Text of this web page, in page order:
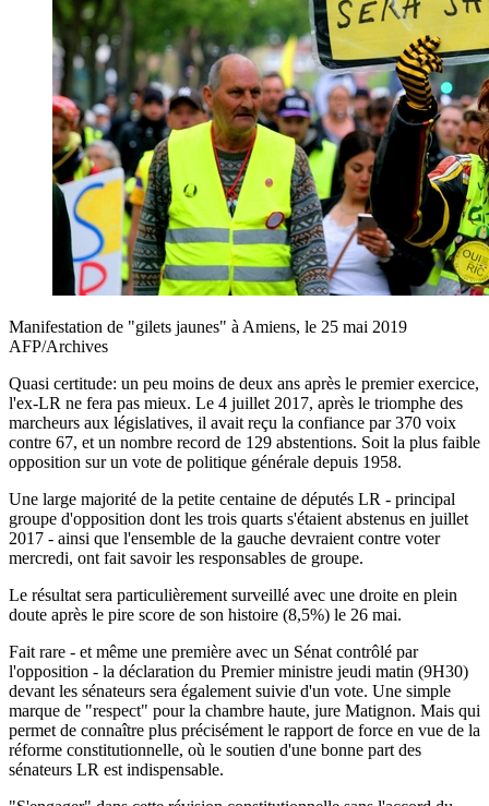
Manifestation de "gilets jaunes" à Amiens, le 25 mai 2019
AFP/Archives
Quasi certitude: un peu moins de deux ans après le premier exercice,
l'ex-LR ne fera pas mieux. Le 4 juillet 2017, après le triomphe des
marcheurs aux législatives, il avait reçu la confiance par 370 voix
contre 67, et un nombre record de 129 abstentions. Soit la plus faible
opposition sur un vote de politique générale depuis 1958.
Une large majorité de la petite centaine de députés LR - principal
groupe d'opposition dont les trois quarts s'étaient abstenus en juillet
2017 - ainsi que l'ensemble de la gauche devraient contre voter
mercredi, ont fait savoir les responsables de groupe.
Le résultat sera particulièrement surveillé avec une droite en plein
doute après le pire score de son histoire (8,5%) le 26 mai.
Fait rare - et même une première avec un Sénat contrôlé par
l'opposition - la déclaration du Premier ministre jeudi matin (9H30)
devant les sénateurs sera également suivie d'un vote. Une simple
marque de "respect" pour la chambre haute, jure Matignon. Mais qui
permet de connaître plus précisément le rapport de force en vue de la
réforme constitutionnelle, où le soutien d'une bonne part des
sénateurs LR est indispensable.